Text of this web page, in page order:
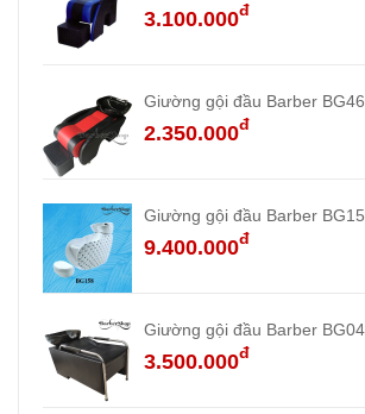
3.100.000đ
Giường gội đầu Barber BG46
2.350.000đ
Giường gội đầu Barber
9.400.000đ
Giường gội đầu Barber
3.500.000đ